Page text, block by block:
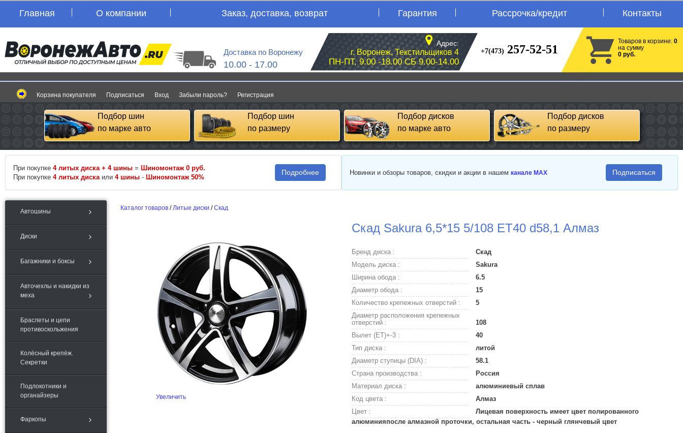
Главная О компании Заказ, доставка, возврат Гарантия Рассрочка/кредит Контакты
Доставка по Воронежу
10.00 - 17.00
Адрес:
г. Воронеж, Текстильщиков 4
ПН-ПТ, 9.00 -18.00 СБ 9.00-14.00
+7(473) 257-52-51
Товаров в корзине: 0
на сумму
0 руб.
Корзина покупателя Подписаться Вход Забыли пароль? Регистрация
Подбор шин
по марке авто
Подбор шин
по размеру
Подбор дисков
по марке авто
Подбор дисков
по размеру
При покупке 4 литых диска + 4 шины = Шиномонтаж 0 руб.
При покупке 4 литых диска или 4 шины - Шиномонтаж 50%
Подробнее Новинки и обзоры товаров, скидки и акции в нашем канале MAX Подписаться
Автошины
Диски
Багажники и боксы
Авточехлы и накидки из
меха
Браслеты и цепи
противоскольжения
Колёсный крепёж.
Секретки
Подлокотники и
органайзеры
Фаркопы
Каталог товаров /Литые диски /Скад
Скад Sakura 6,5*15 5/108 ET40 d58,1 Алмаз
Увеличить
Бренд диска :
Скад
Модель диска :
Sakura
Ширина обода :
6.5
Диаметр обода :
15
Количество крепежных отверстий :
5
Диаметр расположения крепежных
отверстий :
108
Вылет (ET)+-3 :
40
Тип диска :
литой
Диаметр ступицы (DIA) :
58.1
Страна производства :
Россия
Материал диска :
алюминиевый сплав
Код цвета :
Алмаз
Цвет :
Лицевая поверхность имеет цвет полированного
алюминияпосле алмазной проточки, остальная часть - черный глянчевый цвет